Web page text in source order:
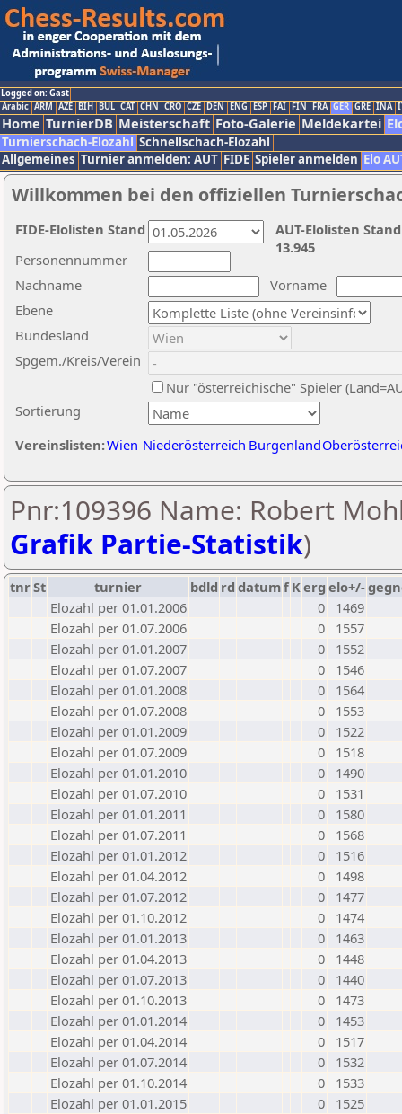
Logged on: Gast
Arabic ARM AZE BIH BUL CAT CHN CRO CZE DEN ENG ESP FAI FIN FRA GER GRE INA
Home TurnierDB Meisterschaft Foto-Galerie Meldekartei
Turnierschach-Elozahl Schnellschach-Elozahl
Allgemeines Turnier anmelden: AUT FIDE Spieler anmelden Elo
Willkommen bei den offiziellen
Nachname
Vorname
Ebene
Sortierung
Personennummer
Bundesland
Spgem./Kreis/Verein
Nur "österreichische" Spieler
Vereinslisten:Wien Niederösterreich Burgenland
AUT-Elolisten
13.945
FIDE-Elolisten Stand
Pnr:109396 Name: Robert
Grafik Partie-Statistik)
tnrSt turnier bdld rd datumf Kerg elo+/-
Elozahl per 01.01.2006
0
1469
Elozahl per 01.07.2006
0
1557
Elozahl per 01.01.2007
0
1552
Elozahl per 01.07.2007
0
1546
Elozahl per 01.01.2008
0
1564
Elozahl per 01.07.2008
0
1553
Elozahl per 01.01.2009
0
1522
Elozahl per 01.07.2009
0
1518
Elozahl per 01.01.2010
0
1490
Elozahl per 01.07.2010
0
1531
Elozahl per 01.01.2011
0
1580
Elozahl per 01.07.2011
0
1568
Elozahl per 01.01.2012
0
1516
Elozahl per 01.04.2012
0
1498
Elozahl per 01.07.2012
0
1477
Elozahl per 01.10.2012
0
1474
Elozahl per 01.01.2013
0
1463
Elozahl per 01.04.2013
0
1448
Elozahl per 01.07.2013
0
1440
Elozahl per 01.10.2013
0
1473
Elozahl per 01.01.2014
0
1453
Elozahl per 01.04.2014
0
1517
Elozahl per 01.07.2014
0
1532
Elozahl per 01.10.2014
0
1533
Elozahl per 01.01.2015
0
1525